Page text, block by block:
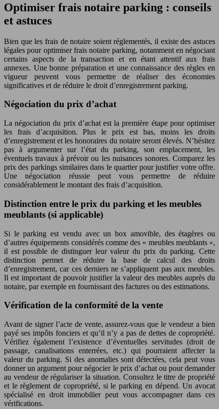
Optimiser frais notaire parking : conseils
et astuces
Bien que les frais de notaire soient réglementés, il existe des astuces
légales pour optimiser frais notaire parking, notamment en négociant
certains aspects de la transaction et en étant attentif aux frais
annexes. Une bonne préparation et une connaissance des règles en
vigueur peuvent vous permettre de réaliser des économies
significatives et de réduire le droit d’enregistrement parking.
Négociation du prix d’achat
La négociation du prix d’achat est la première étape pour optimiser
les frais d’acquisition. Plus le prix est bas, moins les droits
d’enregistrement et les honoraires du notaire seront élevés. N’hésitez
pas à argumenter sur l’état du parking, son emplacement, les
éventuels travaux à prévoir ou les nuisances sonores. Comparez les
prix des parkings similaires dans le quartier pour justifier votre offre.
Une négociation réussie peut vous permettre de réduire
considérablement le montant des frais d’acquisition.
Distinction entre le prix du parking et les meubles
meublants (si applicable)
Si le parking est vendu avec un box amovible, des étagères ou
d’autres équipements considérés comme des « meubles meublants »,
il est possible de distinguer leur valeur du prix du parking. Cette
distinction permet de réduire la base de calcul des droits
d’enregistrement, car ces derniers ne s’appliquent pas aux meubles.
Il est important de pouvoir justifier la valeur des meubles auprès du
notaire, par exemple en fournissant des factures ou des estimations.
Vérification de la conformité de la vente
Avant de signer l’acte de vente, assurez-vous que le vendeur a bien
payé ses impôts fonciers et qu’il n’y a pas de dettes de copropriété.
Vérifiez également l’existence d’éventuelles servitudes (droit de
passage, canalisations enterrées, etc.) qui pourraient affecter la
valeur du parking. Si des anomalies sont détectées, cela peut vous
donner un argument pour négocier le prix d’achat ou pour demander
au vendeur de régulariser la situation. Consultez le titre de propriété
et le règlement de copropriété, si le parking en dépend. Un avocat
spécialisé en droit immobilier peut vous accompagner dans ces
vérifications.